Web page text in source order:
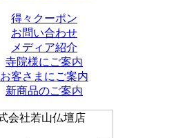
得々クーポン
お問い合わせ
メディア紹介
寺院様にご案内
お客さまにご案内
新商品のご案内